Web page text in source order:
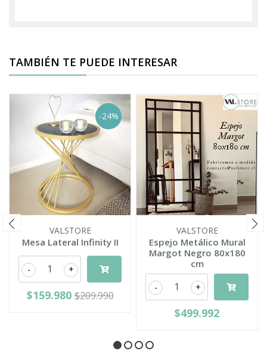
TAMBIÉN TE PUEDE INTERESAR
-24%
VALSTORE
Mesa Lateral Infinity II
+
-
$159.980 $209.990
VALSTORE
Espejo Metálico Mural
Margot Negro 80x180
cm
+
-
$499.992